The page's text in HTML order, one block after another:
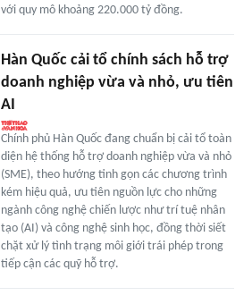
với quy mô khoảng 220.000 tỷ đồng.
Hàn Quốc cải tổ chính sách hỗ trợ
doanh nghiệp vừa và nhỏ, ưu tiên
AI
Chính phủ Hàn Quốc đang chuẩn bị cải tổ toàn
diện hệ thống hỗ trợ doanh nghiệp vừa và nhỏ
(SME), theo hướng tinh gọn các chương trình
kém hiệu quả, ưu tiên nguồn lực cho những
ngành công nghệ chiến lược như trí tuệ nhân
tạo (AI) và công nghệ sinh học, đồng thời siết
chặt xử lý tình trạng môi giới trái phép trong
tiếp cận các quỹ hỗ trợ.